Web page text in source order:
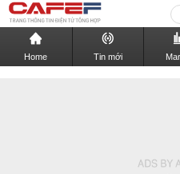
Home Tin mới